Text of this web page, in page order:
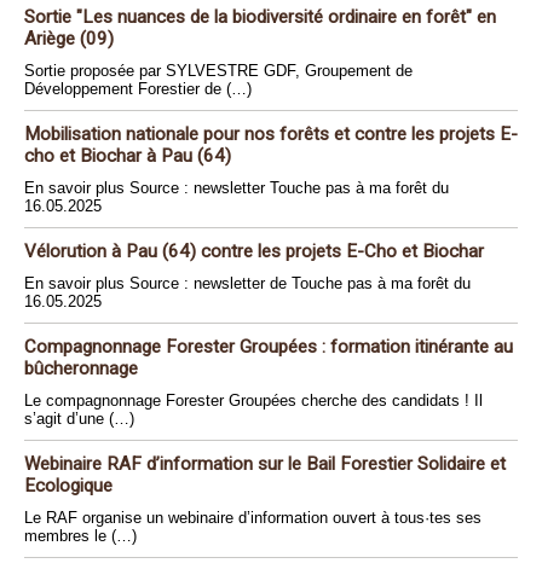
Sortie "Les nuances de la biodiversité ordinaire en forêt" en
Ariège (09)
Sortie proposée par SYLVESTRE GDF, Groupement de
Développement Forestier de (…)
Mobilisation nationale pour nos forêts et contre les projets E-
cho et Biochar à Pau (64)
En savoir plus Source : newsletter Touche pas à ma forêt du
16.05.2025
Vélorution à Pau (64) contre les projets E-Cho et Biochar
En savoir plus Source : newsletter de Touche pas à ma forêt du
16.05.2025
Compagnonnage Forester Groupées : formation itinérante au
bûcheronnage
Le compagnonnage Forester Groupées cherche des candidats ! Il
s’agit d’une (…)
Webinaire RAF d’information sur le Bail Forestier Solidaire et
Ecologique
Le RAF organise un webinaire d’information ouvert à tous·tes ses
membres le (…)